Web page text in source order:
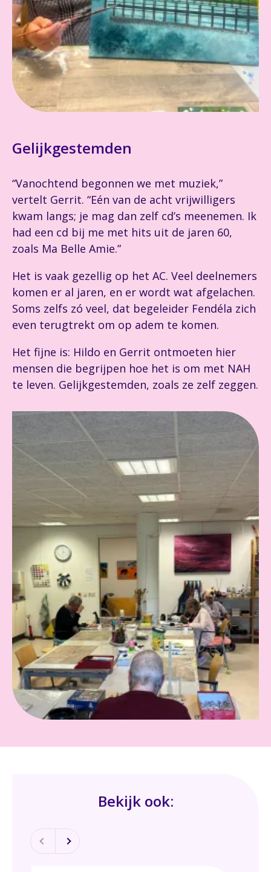
Gelijkgestemden
“Vanochtend begonnen we met muziek,”
vertelt Gerrit. “Eén van de acht vrijwilligers
kwam langs; je mag dan zelf cd’s meenemen. Ik
had een cd bij me met hits uit de jaren 60,
zoals Ma Belle Amie.”
Het is vaak gezellig op het AC. Veel deelnemers
komen er al jaren, en er wordt wat afgelachen.
Soms zelfs zó veel, dat begeleider Fendéla zich
even terugtrekt om op adem te komen.
Het fijne is: Hildo en Gerrit ontmoeten hier
mensen die begrijpen hoe het is om met NAH
te leven. Gelijkgestemden, zoals ze zelf zeggen.
Bekijk ook: